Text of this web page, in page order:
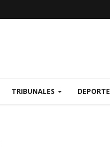
TRIBUNALES DEPORTE